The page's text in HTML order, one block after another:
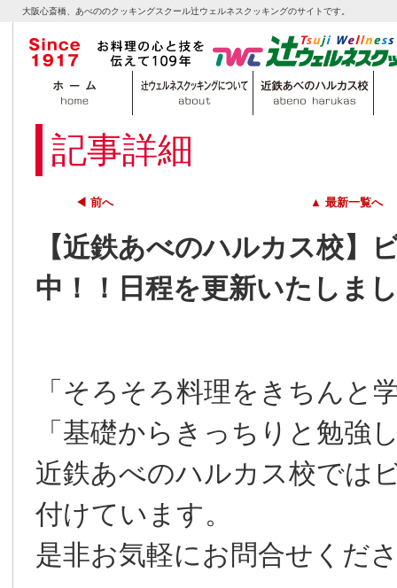
大阪心斎橋、あべののクッキングスクール辻ウェルネスクッキングのサイトです。
記事詳細
◀ 前へ ▲ 最新一覧へ
【近鉄あべのハルカス校】
中！！日程を更新いたしま
「そろそろ料理をきちんと
「基礎からきっちりと勉強
近鉄あべのハルカス校では
付けています。
是非お気軽にお問合せくだ